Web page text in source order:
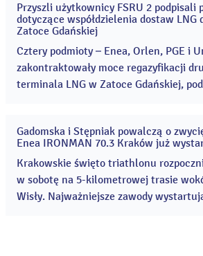
sportowe, które co roku przyciągają
uczestników i kibiców. ...
Przyszli użytkownicy FSRU 2 podpisali
dotyczące współdzielenia dostaw
Zatoce Gdańskiej
Cztery podmioty – Enea, Orlen, PGE i
zakontraktowały moce regazyfikacji
terminala LNG w Zatoce Gdańskiej,
Gadomska i Stępniak powalczą o
Enea IRONMAN 70.3 Kraków już
Krakowskie święto triathlonu
w sobotę na 5-kilometrowej trasie
Wisły. Najważniejsze zawody